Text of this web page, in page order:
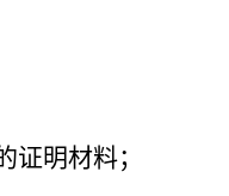
证明材料；